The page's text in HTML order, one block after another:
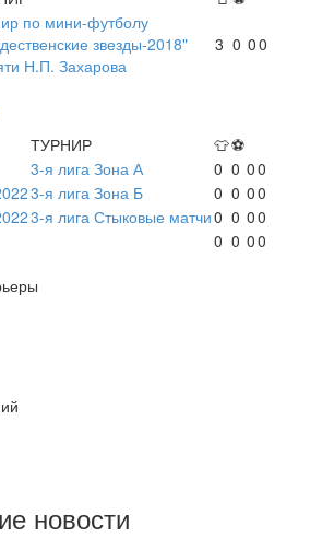
по мини-футболу
звезды-2018"
Н.П. Захарова
3 0 00
ТУРНИР 👕⚽
3-я лига Зона А 0 0 00
3-я лига Зона Б 0 0 00
3-я лига Стыковые матчи0 0 00
0 0 00
новости